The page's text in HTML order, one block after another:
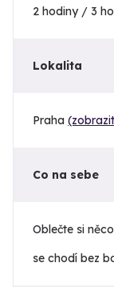
2 hodiny / 3
Lokalita
Praha
Co na sebe
Oblečte si
se chodí bez